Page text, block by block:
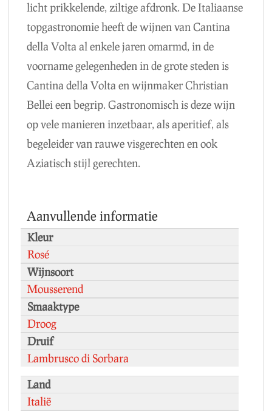
licht prikkelende, ziltige afdronk. De Italiaanse
topgastronomie heeft de wijnen van Cantina
della Volta al enkele jaren omarmd, in de
voorname gelegenheden in de grote steden is
Cantina della Volta en wijnmaker Christian
Bellei een begrip. Gastronomisch is deze wijn
op vele manieren inzetbaar, als aperitief, als
begeleider van rauwe visgerechten en ook
Aziatisch stijl gerechten.
Aanvullende informatie
Kleur
Rosé
Wijnsoort
Mousserend
Smaaktype
Droog
Druif
Lambrusco di Sorbara
Land
Italië